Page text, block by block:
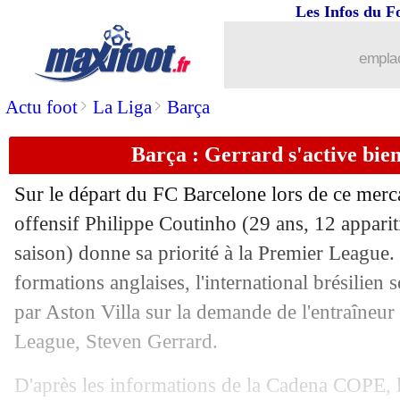
Actu foot> La Liga> Barça
Les Infos du
Barça : Gerrard s'active
Sur le départ du FC Barcelone lors de ce
offensif Philippe Coutinho (29 ans, 12
saison) donne sa priorité à la Premier
formations anglaises, l'international brésilien
par Aston Villa sur la demande de
League, Steven Gerrard.
D'après les informations de la Cadena
PHOTO
06/01 Chelsea
06/01 Man City: Guardiola positif, 7
06/01 Lille : Celik dans le viseur de
06/01 Bordeaux : un forfait possible contre
06/01 Bordeaux: la LFP, Lopes furieux !
06/01 Gabon: polémique pour
06/01 Lille: 4 M€ grâce à Maia